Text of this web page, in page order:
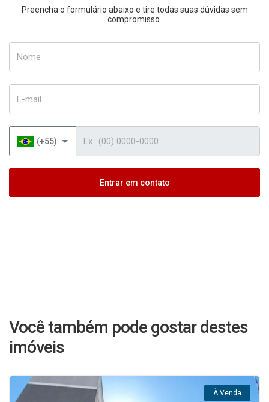
Preencha o formulário abaixo e tire todas suas dúvidas sem
compromisso.
(+55)
Entrar em contato
Você também pode gostar destes
imóveis
À Venda